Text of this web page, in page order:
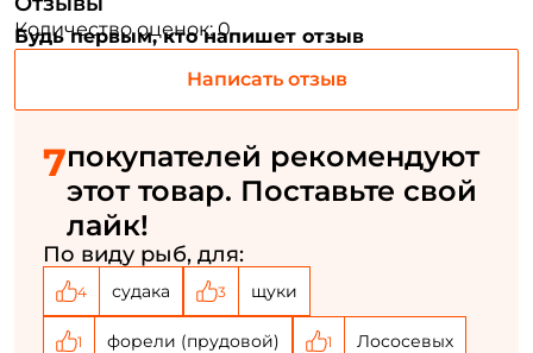
Количество оценок: 0
Будь первым, кто напишет отзыв
Написать отзыв
7покупателей рекомендуют
этот товар. Поставьте свой
лайк!
По виду рыб, для:
4 судака 3 щуки
1 форели (прудовой) 1 Лососевых
Создать аккаунт
ФИО: *
Email: *
Номер телефона: *